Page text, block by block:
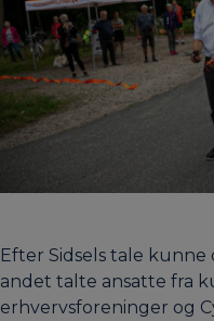
Efter Sidsels tale
andet talte ansatte fra
erhvervsforeninger og